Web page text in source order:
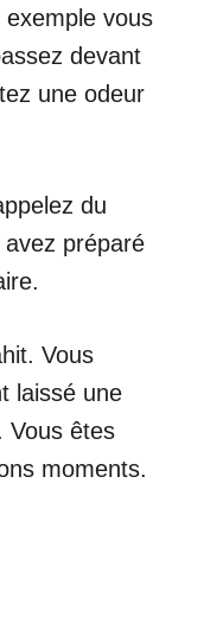
vous
devant
une odeur
du
préparé
Vous
laissé une
Vous êtes
moments.